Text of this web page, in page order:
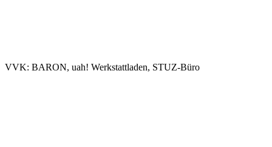
VVK: BARON, uah! Werkstattladen, STUZ-Büro